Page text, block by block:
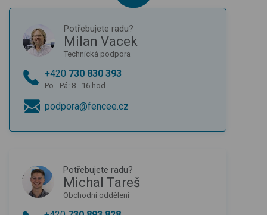
Potřebujete radu?
Milan Vacek
Technická podpora
+420 730 830 393
Po - Pá: 8 - 16 hod.
podpora@fencee.cz
Potřebujete radu?
Michal Tareš
Obchodní oddělení